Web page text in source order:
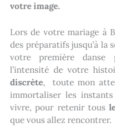
votre image.
Lors de votre mariage à
des préparatifs jusqu’à la
votre première danse
l’intensité de votre
discrète, toute mon
immortaliser les
vivre, pour retenir tous
que vous allez rencontrer.